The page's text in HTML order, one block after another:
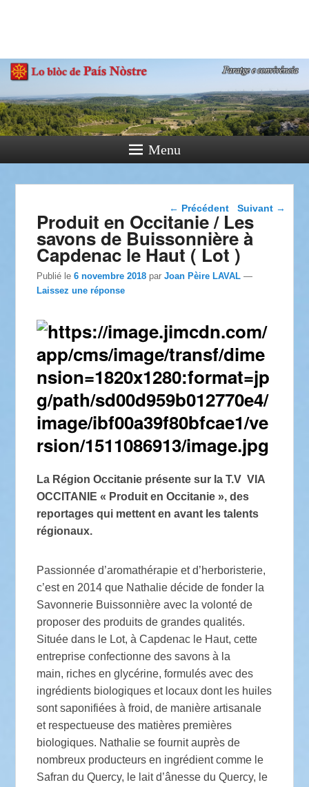
Paratge e Convivència
Menu
Navigation dans les
articles
← Précédent Suivant →
Produit en Occitanie / Les
savons de Buissonnière à
Capdenac le Haut ( Lot )
Publié le6 novembre 2018 parJoan Pèire LAVAL —
Laissez une réponse
La Région Occitanie présente sur la T.V VIA
OCCITANIE « Produit en Occitanie », des
reportages qui mettent en avant les talents
régionaux.
Passionnée d’aromathérapie et d’herboristerie,
c’est en 2014 que Nathalie décide de fonder la
Savonnerie Buissonnière avec la volonté de
proposer des produits de grandes qualités.
Située dans le Lot, à Capdenac le Haut, cette
entreprise confectionne des savons à la
main, riches en glycérine, formulés avec des
ingrédients biologiques et locaux dont les huiles
sont saponifiées à froid, de manière artisanale
et respectueuse des matières premières
biologiques. Nathalie se fournit auprès de
nombreux producteurs en ingrédient comme le
Safran du Quercy, le lait d’ânesse du Quercy, le